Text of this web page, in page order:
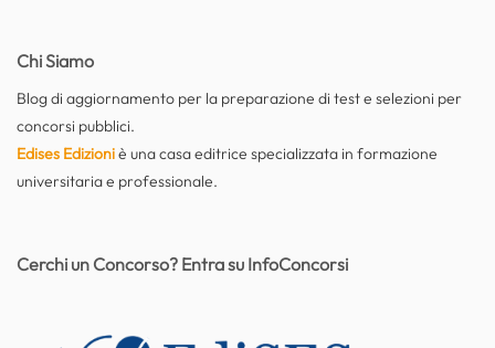
Chi Siamo
Blog di aggiornamento per la preparazione di test e selezioni per
concorsi pubblici.
Edises Edizioniè una casa editrice specializzata in formazione
universitaria e professionale.
Cerchi un Concorso? Entra su InfoConcorsi